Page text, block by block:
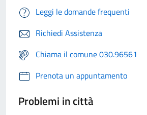
Leggi le domande frequenti
Richiedi Assistenza
Chiama il comune 030.96561
Prenota un appuntamento
Problemi in città